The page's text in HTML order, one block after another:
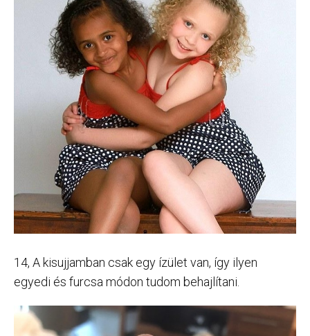
14, A kisujjamban csak egy ízület van, így ilyen
egyedi és furcsa módon tudom behajlítani.